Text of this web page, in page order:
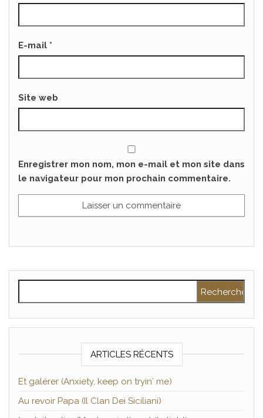
E-mail *
Site web
Enregistrer mon nom, mon e-mail et mon site dans
le navigateur pour mon prochain commentaire.
ARTICLES RÉCENTS
Et galérer (Anxiety, keep on tryin′ me)
Au revoir Papa (Il Clan Dei Siciliani)